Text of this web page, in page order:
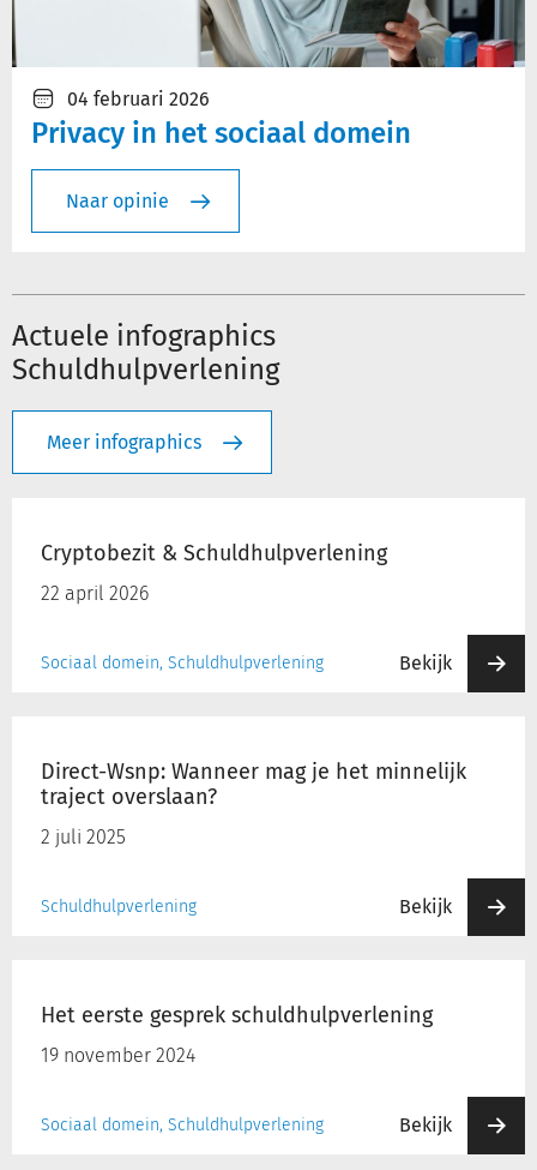
04 februari 2026
Privacy in het sociaal domein
Naar opinie
Actuele infographics
Schuldhulpverlening
Meer infographics
Cryptobezit & Schuldhulpverlening
22 april 2026
Sociaal domein, Schuldhulpverlening Bekijk
Schuldhulpverlening
Direct-Wsnp: Wanneer mag je het minnelijk
traject overslaan?
2 juli 2025
Schuldhulpverlening Bekijk
Wsnp:
Wanneer
mag
traject
Het eerste gesprek schuldhulpverlening
19 november 2024
Sociaal domein, Schuldhulpverlening Bekijk
gesprek
schuldhulpverlening